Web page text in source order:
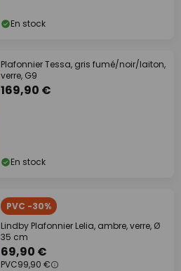
En stock
Plafonnier Tessa, gris fumé/noir/laiton,
verre, G9
169,90 €
En stock
PVC -30%
Lindby Plafonnier Lelia, ambre, verre, Ø
35 cm
69,90 €
PVC99,90 €